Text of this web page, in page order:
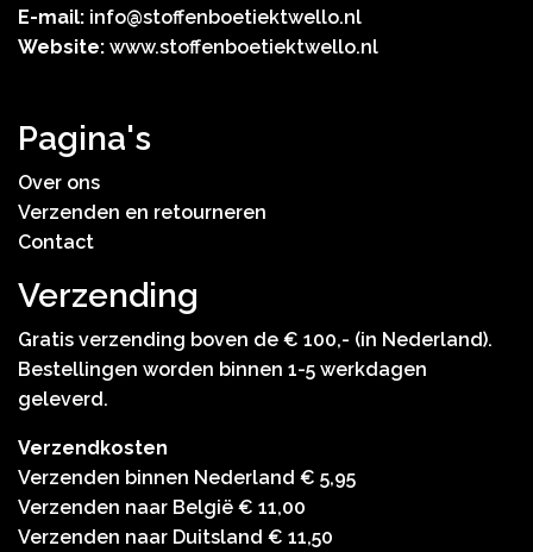
E-mail: info@stoffenboetiektwello.nl
Website: www.stoffenboetiektwello.nl
Pagina's
Over ons
Verzenden en retourneren
Contact
Verzending
Gratis verzending boven de € 100,- (in Nederland).
Bestellingen worden binnen 1-5 werkdagen
geleverd.
Verzendkosten
Verzenden binnen Nederland € 5,95
Verzenden naar België € 11,00
Verzenden naar Duitsland € 11,50